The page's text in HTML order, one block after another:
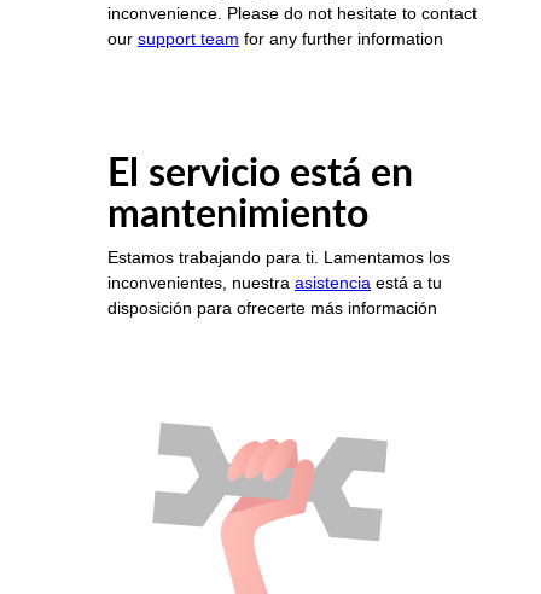
inconvenience. Please do not hesitate to contact
our support team for any further information
El servicio está en
mantenimiento
Estamos trabajando para ti. Lamentamos los
inconvenientes, nuestra asistencia está a tu
disposición para ofrecerte más información